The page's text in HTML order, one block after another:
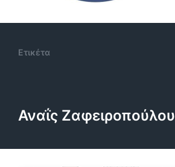
Ετικέτα
Αναΐς Ζαφειροπούλου